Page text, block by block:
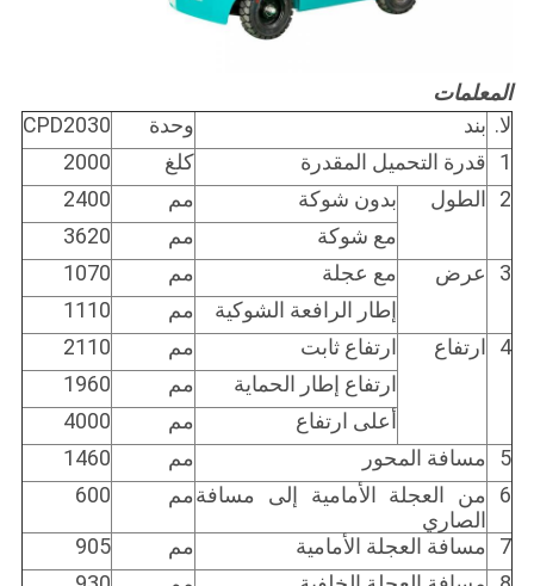
المعلمات
لا. بند وحدة
CPD2030
1
قدرة التحميل المقدرة كلغ
2000
2
الطول بدون شوكة مم
2400
مع شوكة
مم
3620
3
عرض مع عجلة مم
1070
إطار الرافعة الشوكية
مم
1110
4
ارتفاع ارتفاع ثابت مم
2110
ارتفاع إطار الحماية
مم
1960
أعلى ارتفاع
مم
4000
5
مسافة المحور مم
1460
6
من العجلة الأمامية إلى مسافة
الصاري
مم 600
7 مسافة العجلة الأمامية مم
905